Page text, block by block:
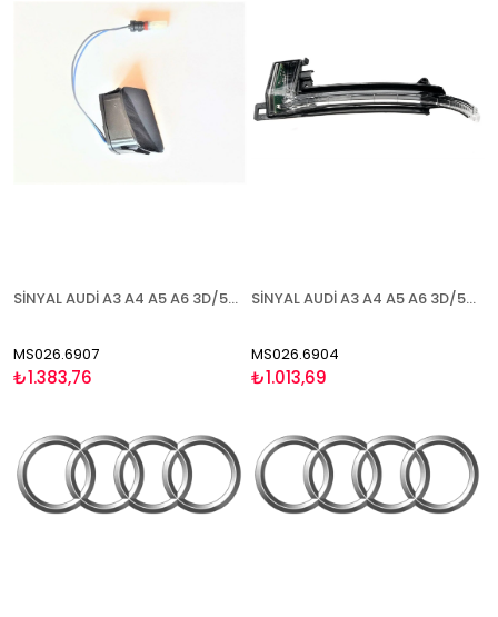
SİNYAL AUDİ A3 A4 A5 A6 3D/5D (Q3 2011-) 2008-2010 ŞERİT ASİSTANI (BLİS )SAĞ
MS026.6907
₺1.383,76
SİNYAL AUDİ A3 A4 A5 A6 3D/5D (Q3 2011-) 2008-2010 SOL
MS026.6904
₺1.013,69